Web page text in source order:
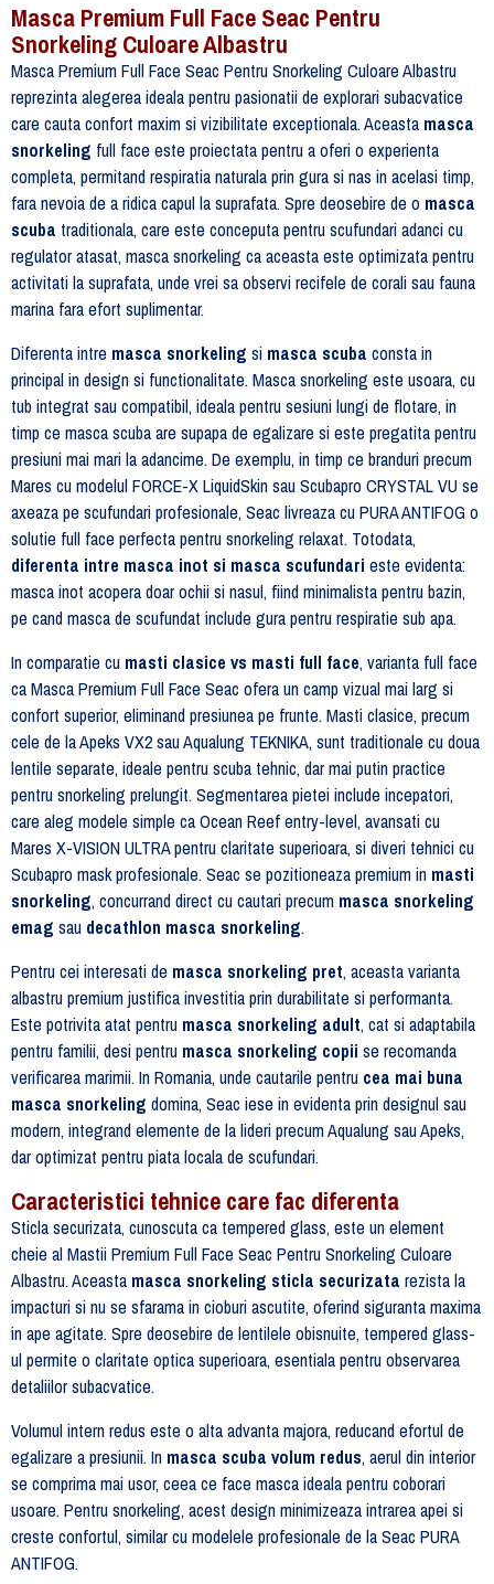
Masca Premium Full Face Seac Pentru
Snorkeling Culoare Albastru
Masca Premium Full Face Seac Pentru Snorkeling Culoare Albastru
reprezinta alegerea ideala pentru pasionatii de explorari subacvatice
care cauta confort maxim si vizibilitate exceptionala. Aceasta masca
snorkeling full face este proiectata pentru a oferi o experienta
completa, permitand respiratia naturala prin gura si nas in acelasi timp,
fara nevoia de a ridica capul la suprafata. Spre deosebire de o masca
scuba traditionala, care este conceputa pentru scufundari adanci cu
regulator atasat, masca snorkeling ca aceasta este optimizata pentru
activitati la suprafata, unde vrei sa observi recifele de corali sau fauna
marina fara efort suplimentar.
Diferenta intre masca snorkeling si masca scuba consta in
principal in design si functionalitate. Masca snorkeling este usoara, cu
tub integrat sau compatibil, ideala pentru sesiuni lungi de flotare, in
timp ce masca scuba are supapa de egalizare si este pregatita pentru
presiuni mai mari la adancime. De exemplu, in timp ce branduri precum
Mares cu modelul FORCE-X LiquidSkin sau Scubapro CRYSTAL VU se
axeaza pe scufundari profesionale, Seac livreaza cu PURA ANTIFOG o
solutie full face perfecta pentru snorkeling relaxat. Totodata,
diferenta intre masca inot si masca scufundari este evidenta:
masca inot acopera doar ochii si nasul, fiind minimalista pentru bazin,
pe cand masca de scufundat include gura pentru respiratie sub apa.
In comparatie cu masti clasice vs masti full face, varianta full face
ca Masca Premium Full Face Seac ofera un camp vizual mai larg si
confort superior, eliminand presiunea pe frunte. Masti clasice, precum
cele de la Apeks VX2 sau Aqualung TEKNIKA, sunt traditionale cu doua
lentile separate, ideale pentru scuba tehnic, dar mai putin practice
pentru snorkeling prelungit. Segmentarea pietei include incepatori,
care aleg modele simple ca Ocean Reef entry-level, avansati cu
Mares X-VISION ULTRA pentru claritate superioara, si diveri tehnici cu
Scubapro mask profesionale. Seac se pozitioneaza premium in masti
snorkeling, concurrand direct cu cautari precum masca snorkeling
emag sau decathlon masca snorkeling.
Pentru cei interesati de masca snorkeling pret, aceasta varianta
albastru premium justifica investitia prin durabilitate si performanta.
Este potrivita atat pentru masca snorkeling adult, cat si adaptabila
pentru familii, desi pentru masca snorkeling copii se recomanda
verificarea marimii. In Romania, unde cautarile pentru cea mai buna
masca snorkeling domina, Seac iese in evidenta prin designul sau
modern, integrand elemente de la lideri precum Aqualung sau Apeks,
dar optimizat pentru piata locala de scufundari.
Caracteristici tehnice care fac diferenta
Sticla securizata, cunoscuta ca tempered glass, este un element
cheie al Mastii Premium Full Face Seac Pentru Snorkeling Culoare
Albastru. Aceasta masca snorkeling sticla securizata rezista la
impacturi si nu se sfarama in cioburi ascutite, oferind siguranta maxima
in ape agitate. Spre deosebire de lentilele obisnuite, tempered glass-
ul permite o claritate optica superioara, esentiala pentru observarea
detaliilor subacvatice.
Volumul intern redus este o alta advanta majora, reducand efortul de
egalizare a presiunii. In masca scuba volum redus, aerul din interior
se comprima mai usor, ceea ce face masca ideala pentru coborari
usoare. Pentru snorkeling, acest design minimizeaza intrarea apei si
creste confortul, similar cu modelele profesionale de la Seac PURA
ANTIFOG.